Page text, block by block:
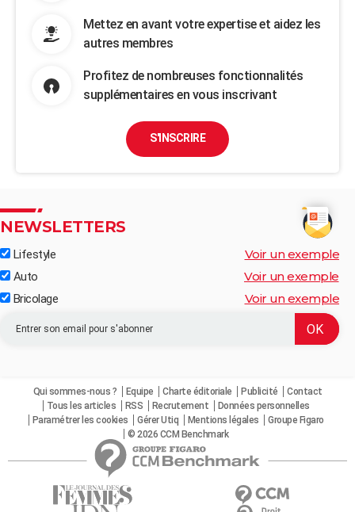
Mettez en avant votre expertise et aidez les
autres membres
Profitez de nombreuses fonctionnalités
supplémentaires en vous inscrivant
S'INSCRIRE
NEWSLETTERS
Lifestyle Voir un exemple
Auto Voir un exemple
Bricolage Voir un exemple
Qui sommes-nous ? Equipe Charte éditoriale Publicité
Contact
Tous les articles
RSS Recrutement
Données personnelles
Paramétrer les cookies
Gérer Utiq Mentions légales
Groupe Figaro
© 2026 CCM Benchmark